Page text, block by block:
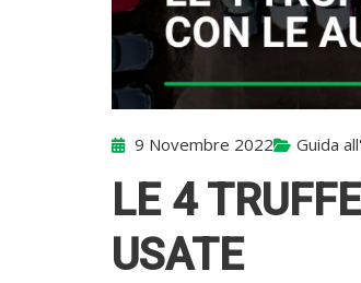
9 Novembre 2022 Guida
LE 4
USATE